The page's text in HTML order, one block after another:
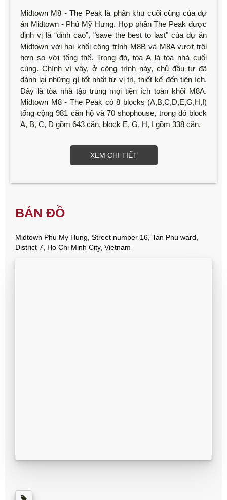
Midtown M8 - The Peak là phân khu cuối cùng của dự
án Midtown - Phú Mỹ Hưng. Hợp phần The Peak được
định vị là “đỉnh cao”, "save the best to last" của dự án
Midtown với hai khối công trình M8B và M8A vượt trội
hơn so với tổng thể. Trong đó, tòa A là tòa nhà cuối
cùng. Chính vì vậy, ở công trình này, chủ đầu tư đã
dành lại những gì tốt nhất từ vị trí, thiết kế đến tiện ích.
Đây là tòa nhà tập trung mọi tiện ích toàn khối M8A.
Midtown M8 - The Peak có 8 blocks (A,B,C,D,E,G,H,I)
tổng cộng 981 căn hộ và 70 shophouse, trong đó block
A, B, C, D gồm 643 căn, block E, G, H, I gồm 338 căn.
XEM CHI TIẾT
BẢN ĐỒ
Midtown Phu My Hung, Street number 16, Tan Phu ward,
District 7, Ho Chi Minh City, Vietnam